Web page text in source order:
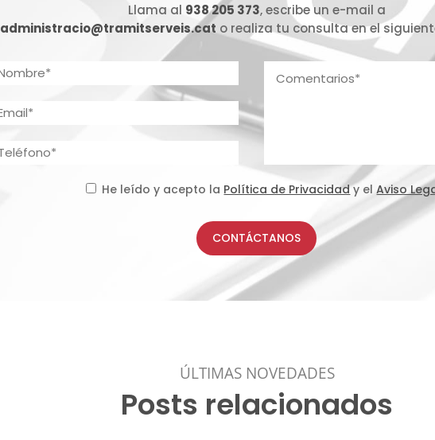
Llama al 938 205 373, escribe un e-mail a
administracio@tramitserveis.cat o realiza tu consulta en el
He leído y acepto la Política de Privacidady elAviso
CONTÁCTANOS
ÚLTIMAS NOVEDADES
Posts relacionados